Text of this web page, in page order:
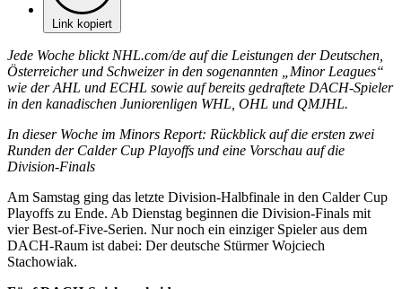
Link kopiert
Jede Woche blickt NHL.com/de auf die Leistungen der Deutschen,
Österreicher und Schweizer in den sogenannten „Minor Leagues“
wie der AHL und ECHL sowie auf bereits gedraftete DACH-Spieler
in den kanadischen Juniorenligen WHL, OHL und QMJHL.
In dieser Woche im Minors Report: Rückblick auf die ersten zwei
Runden der Calder Cup Playoffs und eine Vorschau auf die
Division-Finals
Am Samstag ging das letzte Division-Halbfinale in den Calder Cup
Playoffs zu Ende. Ab Dienstag beginnen die Division-Finals mit
vier Best-of-Five-Serien. Nur noch ein einziger Spieler aus dem
DACH-Raum ist dabei: Der deutsche Stürmer Wojciech
Stachowiak.